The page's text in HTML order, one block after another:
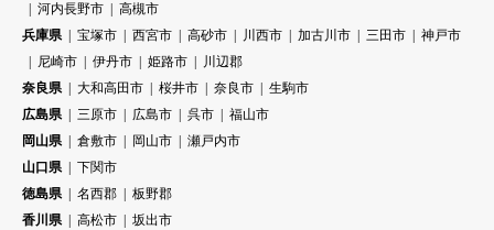
河内長野市
高槻市
兵庫県
宝塚市 西宮市 高砂市 川西市 加古川市 三田市
神戸市
尼崎市
伊丹市 姫路市
川辺郡
奈良県
大和高田市 桜井市 奈良市
生駒市
広島県
三原市 広島市 呉市
福山市
岡山県
倉敷市 岡山市
瀬戸内市
山口県
下関市
徳島県
名西郡
板野郡
香川県
高松市
坂出市